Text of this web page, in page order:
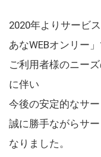
2020年よりサービ
あなWEBオンリー
ご利用者様のニー
に伴い
今後の安定的なサ
誠に勝手ながらサ
なりました。